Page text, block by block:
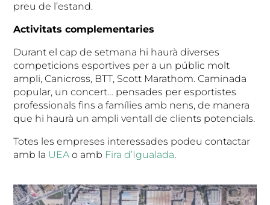
preu de l’estand.
Activitats complementaries
Durant el cap de setmana hi haurà diverses
competicions esportives per a un públic molt
ampli, Canicross, BTT, Scott Marathom. Caminada
popular, un concert… pensades per esportistes
professionals fins a famílies amb nens, de manera
que hi haurà un ampli ventall de clients potencials.
Totes les empreses interessades podeu contactar
amb la UEA o amb Fira d’Igualada.